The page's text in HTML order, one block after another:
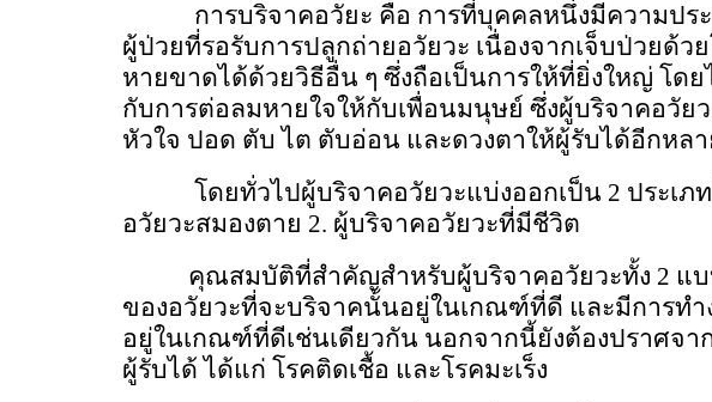
การบริจาคอวัยะ คือ การที่บุคคลหนึ่งมีความปร
ผู้ป่วยที่รอรับการปลูกถ่ายอวัยวะ เนื่องจากเจ็บป่วยด้ว
หายขาดได้ด้วยวิธีอื่น ๆ ซึ่งถือเป็นการให้ที่ยิ่งใหญ่ โด
กับการต่อลมหายใจให้กับเพื่อนมนุษย์ ซึ่งผู้บริจาคอวัย
หัวใจ ปอด ตับ ไต ตับอ่อน และดวงตาให้ผู้รับได้อีกหลา
โดยทั่วไปผู้บริจาคอวัยวะแบ่งออกเป็น 2 ประเภ
อวัยวะสมองตาย 2. ผู้บริจาคอวัยวะที่มีชีวิต
คุณสมบัติที่สำคัญสำหรับผู้บริจาคอวัยวะทั้ง 2 แ
ของอวัยวะที่จะบริจาคนั้นอยู่ในเกณฑ์ที่ดี และมีการทำ
อยู่ในเกณฑ์ที่ดีเช่นเดียวกัน นอกจากนี้ยังต้องปราศจา
ผู้รับได้ ได้แก่ โรคติดเชื้อ และโรคมะเร็ง